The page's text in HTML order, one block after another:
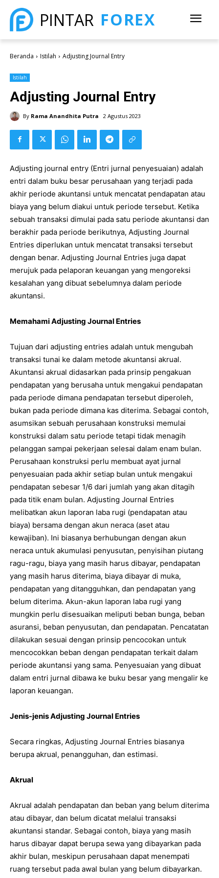
PINTAR FOREX
Beranda Istilah Adjusting Journal Entry
Istilah
Adjusting Journal Entry
By Rama Anandhita Putra 2 Agustus 2023
Adjusting journal entry (Entri jurnal penyesuaian) adalah
entri dalam buku besar perusahaan yang terjadi pada
akhir periode akuntansi untuk mencatat pendapatan atau
biaya yang belum diakui untuk periode tersebut. Ketika
sebuah transaksi dimulai pada satu periode akuntansi dan
berakhir pada periode berikutnya, Adjusting Journal
Entries diperlukan untuk mencatat transaksi tersebut
dengan benar. Adjusting Journal Entries juga dapat
merujuk pada pelaporan keuangan yang mengoreksi
kesalahan yang dibuat sebelumnya dalam periode
akuntansi.
Memahami Adjusting Journal Entries
Tujuan dari adjusting entries adalah untuk mengubah
transaksi tunai ke dalam metode akuntansi akrual.
Akuntansi akrual didasarkan pada prinsip pengakuan
pendapatan yang berusaha untuk mengakui pendapatan
pada periode dimana pendapatan tersebut diperoleh,
bukan pada periode dimana kas diterima. Sebagai contoh,
asumsikan sebuah perusahaan konstruksi memulai
konstruksi dalam satu periode tetapi tidak menagih
pelanggan sampai pekerjaan selesai dalam enam bulan.
Perusahaan konstruksi perlu membuat ayat jurnal
penyesuaian pada akhir setiap bulan untuk mengakui
pendapatan sebesar 1/6 dari jumlah yang akan ditagih
pada titik enam bulan. Adjusting Journal Entries
melibatkan akun laporan laba rugi (pendapatan atau
biaya) bersama dengan akun neraca (aset atau
kewajiban). Ini biasanya berhubungan dengan akun
neraca untuk akumulasi penyusutan, penyisihan piutang
ragu-ragu, biaya yang masih harus dibayar, pendapatan
yang masih harus diterima, biaya dibayar di muka,
pendapatan yang ditangguhkan, dan pendapatan yang
belum diterima. Akun-akun laporan laba rugi yang
mungkin perlu disesuaikan meliputi beban bunga, beban
asuransi, beban penyusutan, dan pendapatan. Pencatatan
dilakukan sesuai dengan prinsip pencocokan untuk
mencocokkan beban dengan pendapatan terkait dalam
periode akuntansi yang sama. Penyesuaian yang dibuat
dalam entri jurnal dibawa ke buku besar yang mengalir ke
laporan keuangan.
Jenis-jenis Adjusting Journal Entries
Secara ringkas, Adjusting Journal Entries biasanya
berupa akrual, penangguhan, dan estimasi.
Akrual
Akrual adalah pendapatan dan beban yang belum diterima
atau dibayar, dan belum dicatat melalui transaksi
akuntansi standar. Sebagai contoh, biaya yang masih
harus dibayar dapat berupa sewa yang dibayarkan pada
akhir bulan, meskipun perusahaan dapat menempati
ruang tersebut pada awal bulan yang belum dibayarkan.